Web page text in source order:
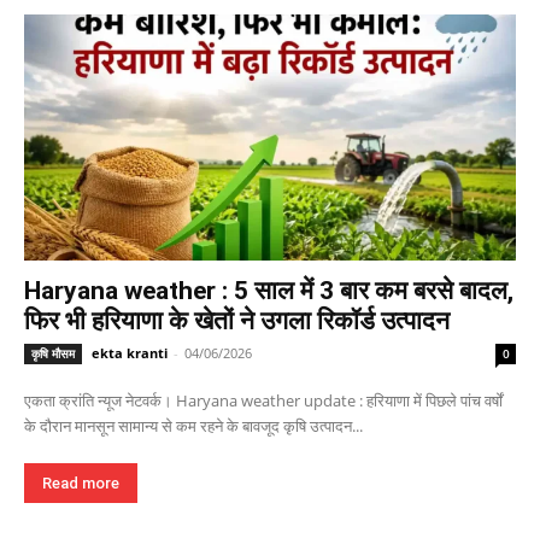
Haryana weather : 5 साल में 3 बार कम बरसे बादल,
फिर भी हरियाणा के खेतों ने उगला रिकॉर्ड उत्पादन
कृषि मौसम ekta kranti - 04/06/2026 0
एकता क्रांति न्यूज नेटवर्क। Haryana weather update : हरियाणा में पिछले पांच वर्षों
के दौरान मानसून सामान्य से कम रहने के बावजूद कृषि उत्पादन...
Read more